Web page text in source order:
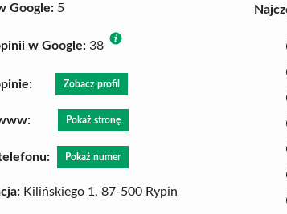
Google: 5
w Google: 38
Zobacz profil
Pokaż stronę
Pokaż numer
Kilińskiego 1, 87-500 Rypin